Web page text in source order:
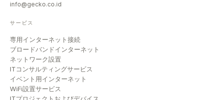
info@gecko.co.id
サービス
専用インターネット接続
ブロードバンドインターネット
ネットワーク設置
ITコンサルティングサービス
イベント用インターネット
WiFi設置サービス